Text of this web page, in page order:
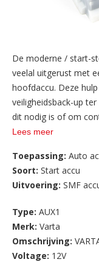
De moderne / start-
veelal uitgerust met
hoofdaccu. Deze
veiligheidsback-up
dit nodig is of om
elektrische systemen
specifieke auto's van
Lees meer
Toepassing: Auto
Soort: Start accu
Uitvoering: SMF
Type: AUX1
Merk: Varta
Omschrijving:
Voltage: 12V